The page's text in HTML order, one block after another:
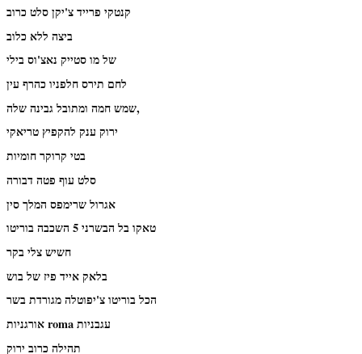
קנטקי פרייד צ'יקן סלט כרוב
ביצה ללא כלוב
של מו סטייק נאצ'וס בילי
לחם תירס חלפניו כהרף עין
שמש חמה ומתובל גבינה שלה,
ירוק ענק להקפיץ טריאקי
בטי קרוקר חומיות
סלט עוף פטה דבורה
אגרול שרימפס המלך סין
טאקו בל הבשרני 5 השכבה בוריטו
חשיש צלי בקר
בלאק אייד פיז של בוש
הכל בוריטו צ'יפוטלה מגורדת בשר
אורגניות roma עגבניות
תהילה כרוב ירוק